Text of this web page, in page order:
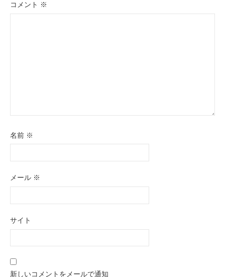
ン
コメント ※
名前 ※
メール ※
サイト
新しいコメントをメールで通知